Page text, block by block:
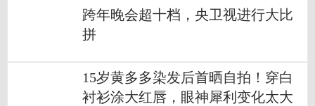
跨年晚会超十档，央卫视进行大比
拼
15岁黄多多染发后首晒自拍！穿白
衬衫涂大红唇，眼神犀利变化太大